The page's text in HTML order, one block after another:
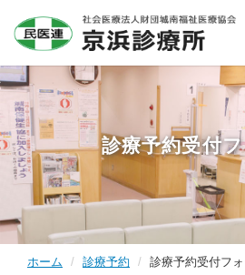
診療予約受付
ホーム 診療予約 診療予約受付フ